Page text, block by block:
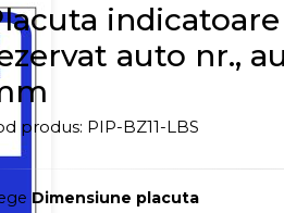
auto nr.,
produs: PIP-BZ11-LBS
Dimensiune placuta